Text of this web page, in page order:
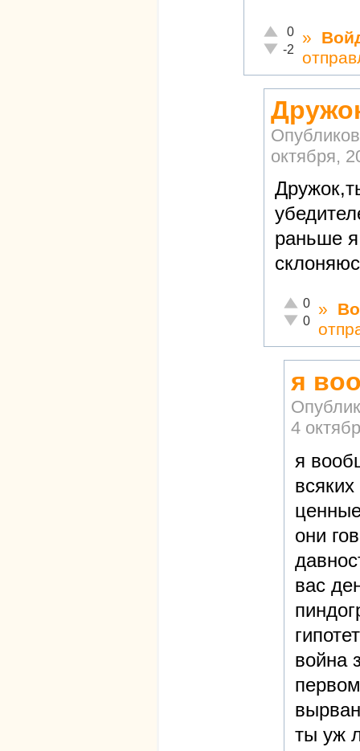
Отлично!
0
Неадекватно!
-2
»
октября,
раньше
Отлично!
0
Неадекватно!
0
»
я
4
я
они
вас
война
ты уж